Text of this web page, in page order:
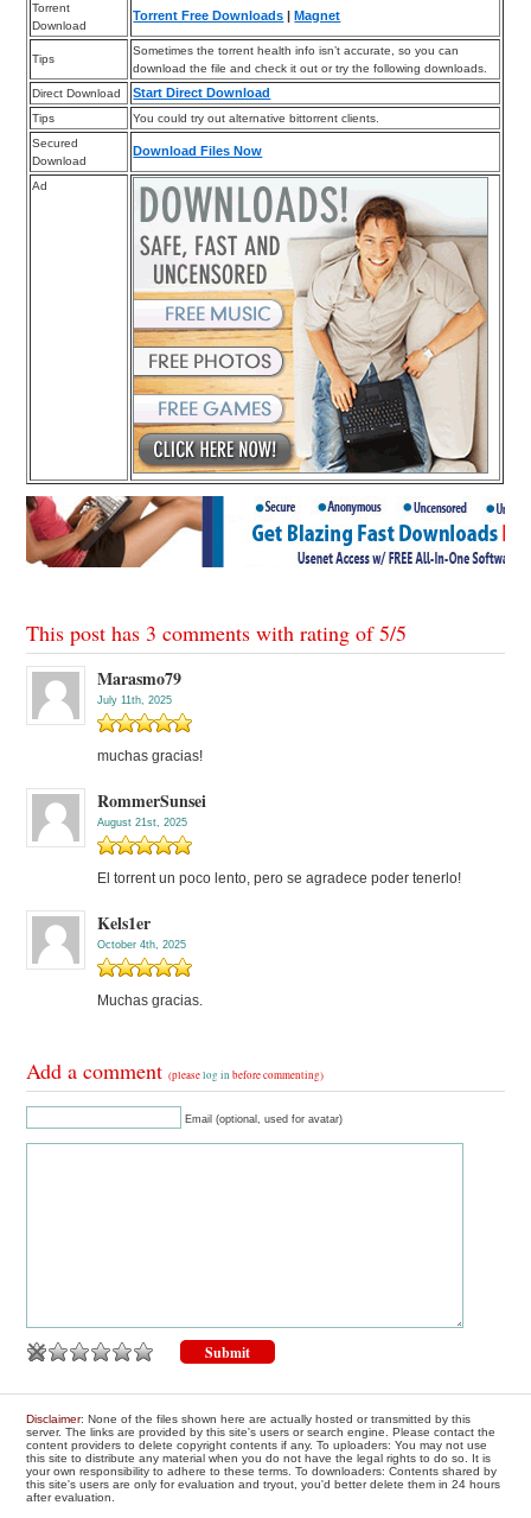
Torrent
Download
Torrent Free Downloads Magnet
Tips
Sometimes the torrent health info isn’t accurate, so you can
download the file and check it out or try the following downloads.
Direct Download
Start Direct Download
Tips
You could try out alternative bittorrent clients.
Secured
Download
Download Files Now
Ad
This post has 3 comments with rating of5/5
Marasmo79
July 11th, 2025
muchas gracias!
RommerSunsei
August 21st, 2025
El torrent un poco lento, pero se agradece poder tenerlo!
Kels1er
October 4th, 2025
Muchas gracias.
Add a comment(pleaselog in before commenting)
Email (optional, used for avatar)
Disclaimer: None of the files shown here are actually hosted or transmitted by this
server. The links are provided by this site's users or search engine. Please contact the
content providers to delete copyright contents if any. To uploaders: You may not use
this site to distribute any material when you do not have the legal rights to do so. It is
your own responsibility to adhere to these terms. To downloaders: Contents shared by
this site's users are only for evaluation and tryout, you'd better delete them in 24 hours
after evaluation.